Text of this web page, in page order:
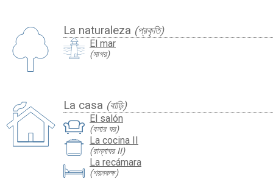
La naturaleza (প্রকৃতি)
El mar
(সাগর)
La casa (বাড়ি)
El salón
(বসার ঘর)
La cocina II
(রান্নাঘর II)
La recámara
(শয়নকক্ষ)